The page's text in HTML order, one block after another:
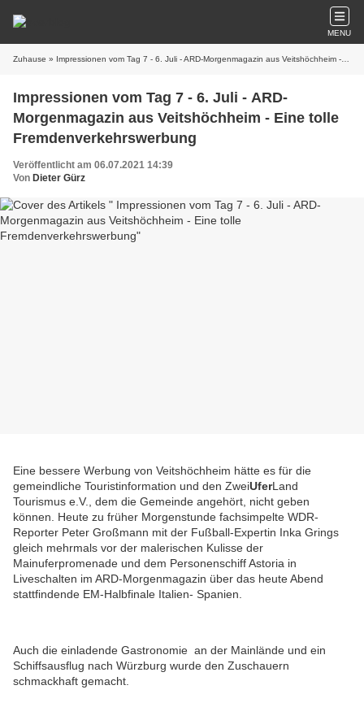
MENU
Zuhause » Impressionen vom Tag 7 - 6. Juli - ARD-Morgenmagazin aus Veitshöchheim - Eine tolle Fremdenverkehrswerbung
Impressionen vom Tag 7 - 6. Juli - ARD-
Morgenmagazin aus Veitshöchheim - Eine tolle
Fremdenverkehrswerbung
Veröffentlicht am 06.07.2021 14:39
Von Dieter Gürz
Eine bessere Werbung von Veitshöchheim hätte es für die
gemeindliche Touristinformation und den ZweiUferLand
Tourismus e.V., dem die Gemeinde angehört, nicht geben
können. Heute zu früher Morgenstunde fachsimpelte WDR-
Reporter Peter Großmann mit der Fußball-Expertin Inka Grings
gleich mehrmals vor der malerischen Kulisse der
Mainuferpromenade und dem Personenschiff Astoria in
Liveschalten im ARD-Morgenmagazin über das heute Abend
stattfindende EM-Halbfinale Italien- Spanien.
Auch die einladende Gastronomie an der Mainlände und ein
Schiffsausflug nach Würzburg wurde den Zuschauern
schmackhaft gemacht.